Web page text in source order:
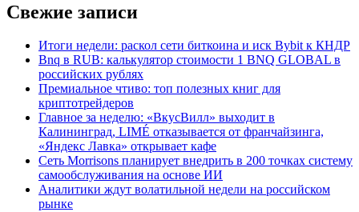
Свежие записи
Итоги недели: раскол сети биткоина и иск Bybit к КНДР
Bnq в RUB: калькулятор стоимости 1 BNQ GLOBAL в
российских рублях
Премиальное чтиво: топ полезных книг для
криптотрейдеров
Главное за неделю: «ВкусВилл» выходит в
Калининград, LIMÉ отказывается от франчайзинга,
«Яндекс Лавка» открывает кафе
Сеть Morrisons планирует внедрить в 200 точках систему
самообслуживания на основе ИИ
Аналитики ждут волатильной недели на российском
рынке